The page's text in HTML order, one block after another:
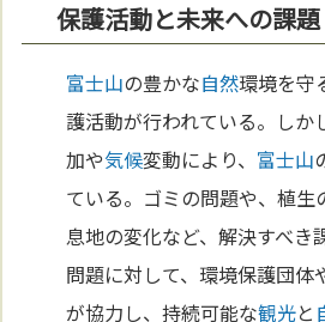
保護活動と未来への課題
富士山の豊かな自然環境を守
護活動が行われている。しか
加や気候変動により、 富士山
ている。ゴミの問題や、植生
息地の変化など、解決すべき
問題に対して、環境保護団体
が協力し、持続可能な観光と